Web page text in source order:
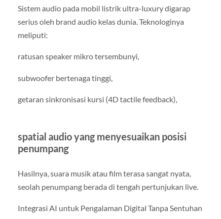
Sistem audio pada mobil listrik ultra-luxury digarap
serius oleh brand audio kelas dunia. Teknologinya
meliputi:
ratusan speaker mikro tersembunyi,
subwoofer bertenaga tinggi,
getaran sinkronisasi kursi (4D tactile feedback),
spatial audio yang menyesuaikan posisi
penumpang
Hasilnya, suara musik atau film terasa sangat nyata,
seolah penumpang berada di tengah pertunjukan live.
Integrasi AI untuk Pengalaman Digital Tanpa Sentuhan